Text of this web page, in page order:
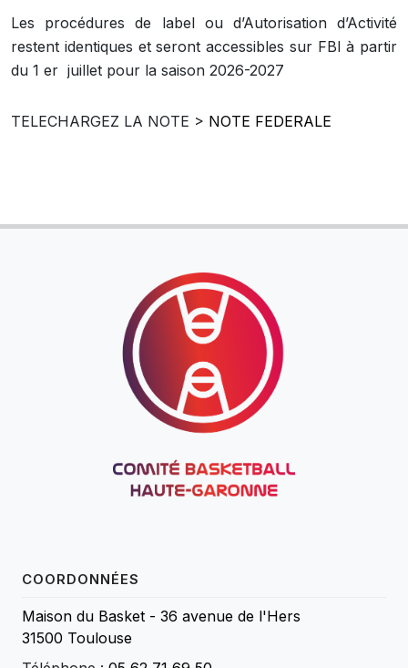
Les procédures de label ou d’Autorisation d’Activité
restent identiques et seront accessibles sur FBI à partir
du 1 er juillet pour la saison 2026-2027
TELECHARGEZ LA NOTE > NOTE FEDERALE
COORDONNÉES
Maison du Basket - 36 avenue de l'Hers
31500 Toulouse